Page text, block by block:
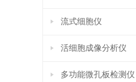
流式细胞仪
活细胞成像分析仪
多功能微孔板检测仪